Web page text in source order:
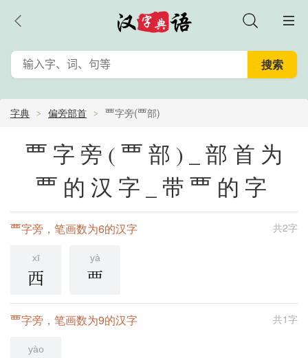
字典 偏旁部首 覀字旁(覀部)
覀字旁(覀部)_部首为
覀的汉字_带覀的字
共2字
覀字旁，笔画数为6的汉字
xī
西
yà
覀
共1字
覀字旁，笔画数为9的汉字
yào